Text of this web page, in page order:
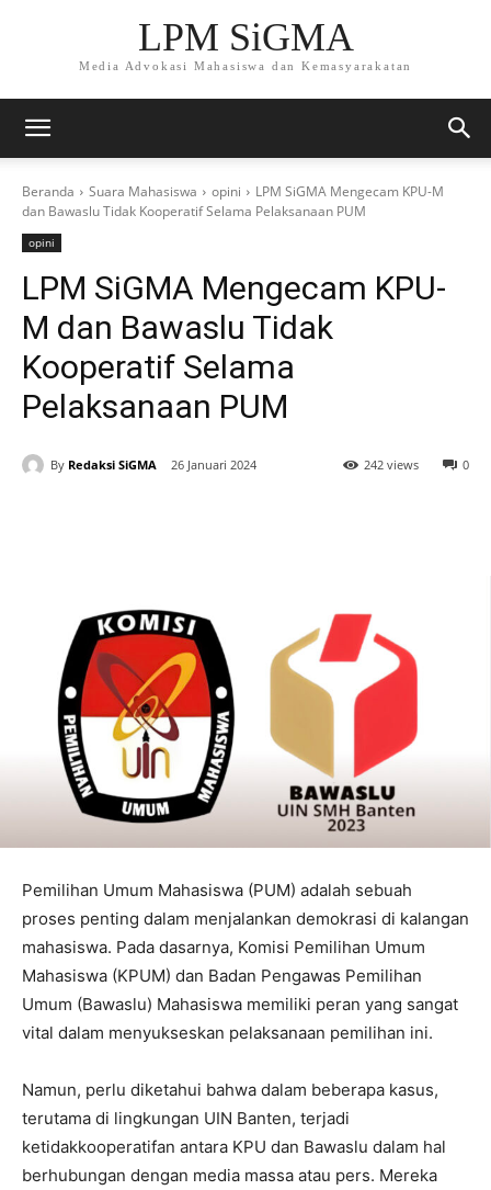
LPM SiGMA
Media Advokasi Mahasiswa dan Kemasyarakatan
Beranda Suara Mahasiswa opini
LPM SiGMA Mengecam KPU-M
dan Bawaslu Tidak Kooperatif Selama Pelaksanaan PUM
opini
LPM SiGMA Mengecam KPU-
M dan Bawaslu Tidak
Kooperatif Selama
Pelaksanaan PUM
By Redaksi SiGMA 26 Januari 2024 0
242 views
Pemilihan Umum Mahasiswa (PUM) adalah sebuah
proses penting dalam menjalankan demokrasi di kalangan
mahasiswa. Pada dasarnya, Komisi Pemilihan Umum
Mahasiswa (KPUM) dan Badan Pengawas Pemilihan
Umum (Bawaslu) Mahasiswa memiliki peran yang sangat
vital dalam menyukseskan pelaksanaan pemilihan ini.
Namun, perlu diketahui bahwa dalam beberapa kasus,
terutama di lingkungan UIN Banten, terjadi
ketidakkooperatifan antara KPU dan Bawaslu dalam hal
berhubungan dengan media massa atau pers. Mereka